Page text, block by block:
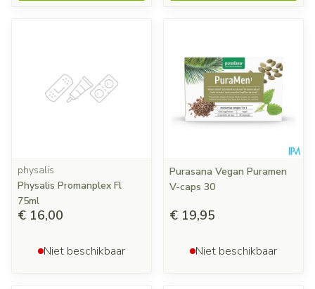
physalis
Physalis Promanplex Fl
75ml
€ 16,00
Niet beschikbaar
Purasana Vegan Puramen
V-caps 30
€ 19,95
Niet beschikbaar